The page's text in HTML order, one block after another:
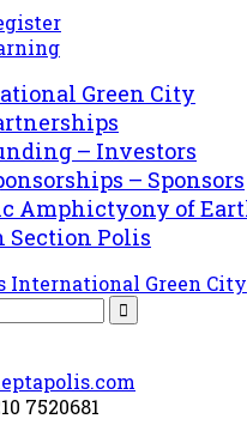
Green City
– Investors
– Sponsors
Amphictyony of
Section Polis
7520681